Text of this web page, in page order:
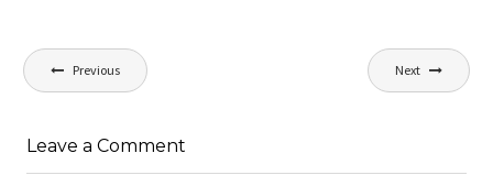
Navigation
de
Previous Next
Leave a Comment